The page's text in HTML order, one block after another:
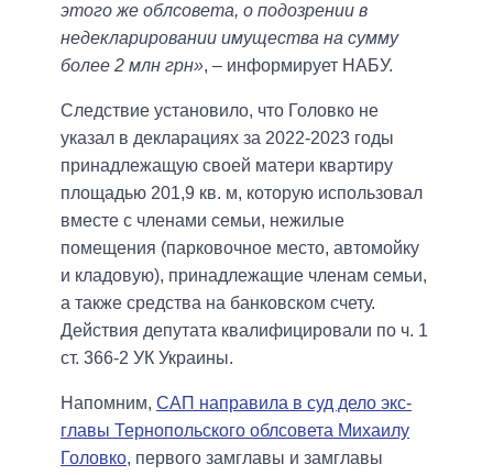
этого же облсовета, о подозрении в
недекларировании имущества на сумму
более 2 млн грн», – информирует НАБУ.
Следствие установило, что Головко не
указал в декларациях за 2022-2023 годы
принадлежащую своей матери квартиру
площадью 201,9 кв. м, которую использовал
вместе с членами семьи, нежилые
помещения (парковочное место, автомойку
и кладовую), принадлежащие членам семьи,
а также средства на банковском счету.
Действия депутата квалифицировали по ч. 1
ст. 366-2 УК Украины.
Напомним, САП направила в суд дело экс-
главы Тернопольского облсовета Михаилу
Головко, первого замглавы и замглавы